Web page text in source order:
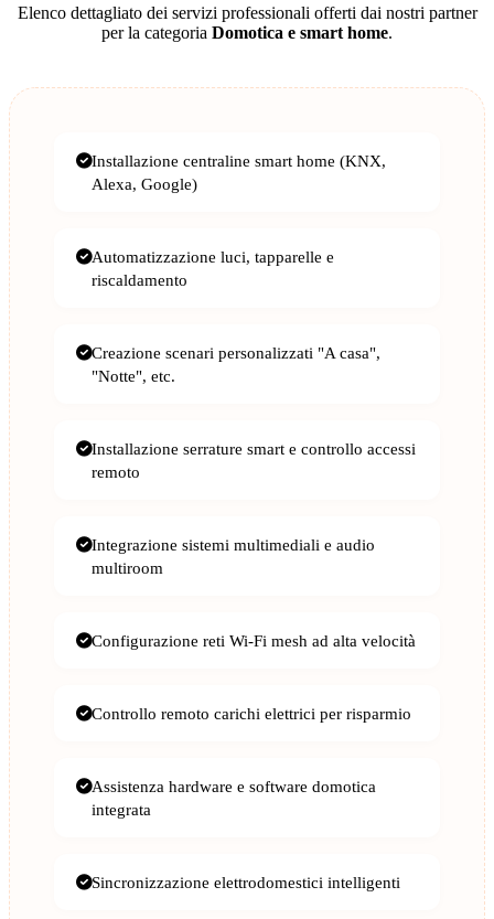
Elenco dettagliato dei servizi professionali offerti dai nostri partner
per la categoria Domotica e smart home.
Installazione centraline smart home (KNX,
Alexa, Google)
Automatizzazione luci, tapparelle e
riscaldamento
Creazione scenari personalizzati "A casa",
"Notte", etc.
Installazione serrature smart e controllo accessi
remoto
Integrazione sistemi multimediali e audio
multiroom
Configurazione reti Wi-Fi mesh ad alta velocità
Controllo remoto carichi elettrici per risparmio
Assistenza hardware e software domotica
integrata
Sincronizzazione elettrodomestici intelligenti